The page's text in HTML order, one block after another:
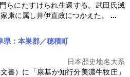
らにたすけられ生還する。武田氏滅
康に属し井伊直政につかえた。 ...
県：本巣郡／穂積町
日本歴史地名大系
書）に「康基か知行分美濃牛牧庄」